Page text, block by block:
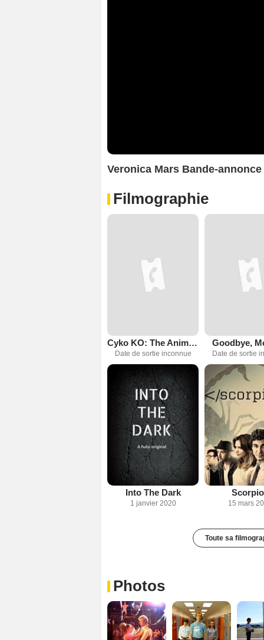
Veronica Mars Bande-annonce
Filmographie
Cyko KO: The Animated Series
Date de sortie inconnue
Goodbye,
Date de sortie
Into The Dark
1 janvier 2020 15 mars
Toute sa
Photos